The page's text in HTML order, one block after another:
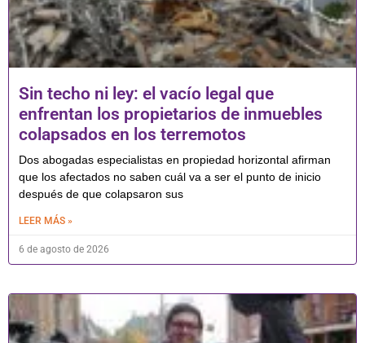
Sin techo ni ley: el vacío legal que
enfrentan los propietarios de inmuebles
colapsados en los terremotos
Dos abogadas especialistas en propiedad horizontal afirman
que los afectados no saben cuál va a ser el punto de inicio
después de que colapsaron sus
LEER MÁS »
6 de agosto de 2026